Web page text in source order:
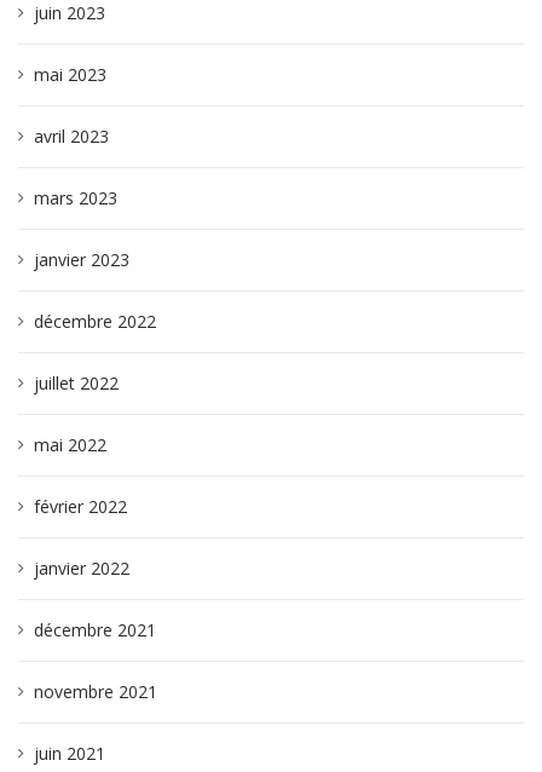
juin 2023
mai 2023
avril 2023
mars 2023
janvier 2023
décembre 2022
juillet 2022
mai 2022
février 2022
janvier 2022
décembre 2021
novembre 2021
juin 2021